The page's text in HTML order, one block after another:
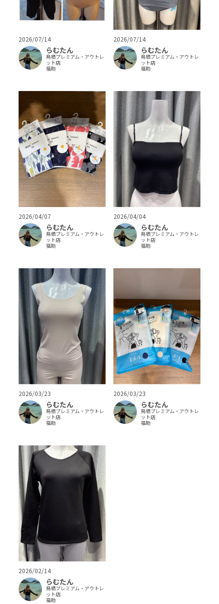
2026/07/14
らむたん
鳥栖プレミアム・アウトレ
ット店
福助
2026/07/14
らむたん
鳥栖プレミアム・アウトレ
ット店
福助
2026/04/07
らむたん
鳥栖プレミアム・アウトレ
ット店
福助
2026/04/04
らむたん
鳥栖プレミアム・アウトレ
ット店
福助
2026/03/23
らむたん
鳥栖プレミアム・アウトレ
ット店
福助
2026/03/23
らむたん
鳥栖プレミアム・アウトレ
ット店
福助
2026/02/14
らむたん
鳥栖プレミアム・アウトレ
ット店
福助